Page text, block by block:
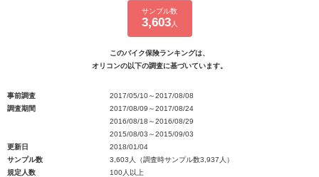
サンプル数
3,603人
このバイク保険ランキングは、
オリコンの以下の調査に基づいています。
事前調査
2017/05/10～2017/08/08
調査期間
2017/08/09～2017/08/24
2016/08/18～2016/08/29
2015/08/03～2015/09/03
更新日
2018/01/04
サンプル数
3,603人（調査時サンプル数3,937人）
規定人数
100人以上